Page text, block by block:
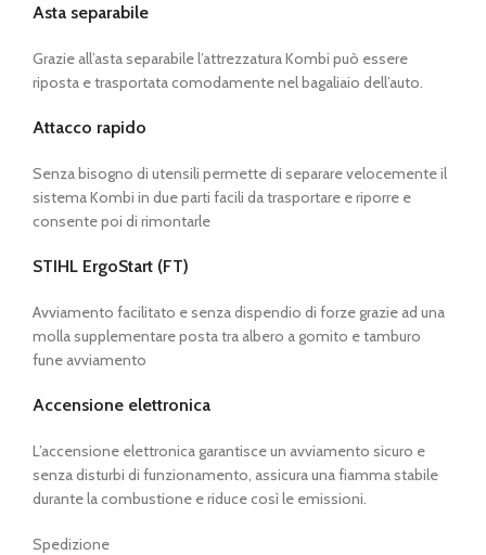
Asta separabile
Grazie all’asta separabile l’attrezzatura Kombi può essere
riposta e trasportata comodamente nel bagaliaio dell’auto.
Attacco rapido
Senza bisogno di utensili permette di separare velocemente il
sistema Kombi in due parti facili da trasportare e riporre e
consente poi di rimontarle
STIHL ErgoStart (FT)
Avviamento facilitato e senza dispendio di forze grazie ad una
molla supplementare posta tra albero a gomito e tamburo
fune avviamento
Accensione elettronica
L’accensione elettronica garantisce un avviamento sicuro e
senza disturbi di funzionamento, assicura una fiamma stabile
durante la combustione e riduce così le emissioni.
Spedizione